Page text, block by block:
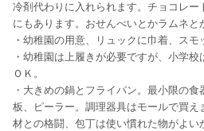
冷剤代わりに入れられます。チョコレー
にもあります。おせんべいとかラムネと
・幼稚園の用意、リュックに巾着、スモ
・幼稚園は上履きが必要ですが、小学
ＯＫ。
・大きめの鍋とフライパン。最小限の
板、ピーラー。調理器具はモールで買え
材との格闘、包丁は使い慣れた物がよい